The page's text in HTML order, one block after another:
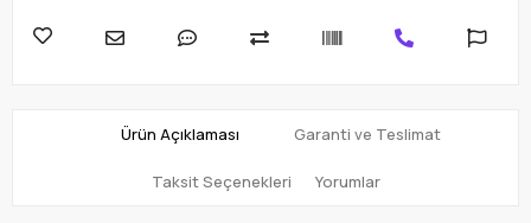
Ürün Açıklaması Garanti ve Teslimat
Taksit Seçenekleri Yorumlar